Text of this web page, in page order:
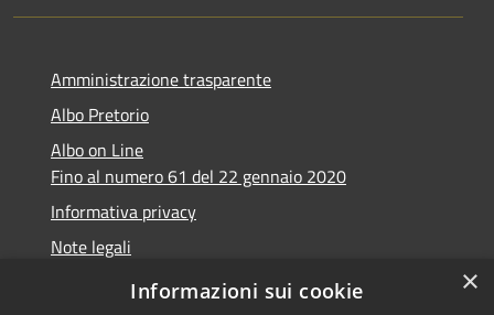
Amministrazione trasparente
Albo Pretorio
Albo on Line
Fino al numero 61 del 22 gennaio 2020
Informativa privacy
Note legali
Dichiarazione di accessibilità
×
Informazioni sui cookie